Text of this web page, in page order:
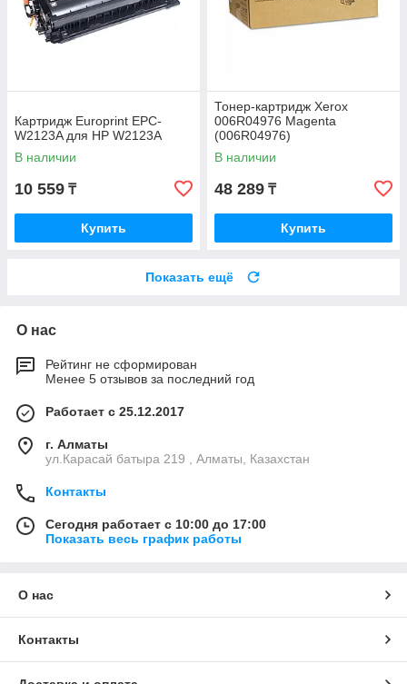
Картридж Europrint EPC-
W2123A для HP W2123A
В наличии
10 559 ₸
Купить
Тонер-картридж Xerox
006R04976 Magenta
(006R04976)
В наличии
48 289 ₸
Купить
Показать ещё
О нас
Рейтинг не сформирован
Менее 5 отзывов за последний год
Работает с 25.12.2017
г. Алматы
ул.Карасай батыра 219 , Алматы, Казахстан
Контакты
Сегодня работает с 10:00 до 17:00
Показать весь график работы
О нас
Контакты